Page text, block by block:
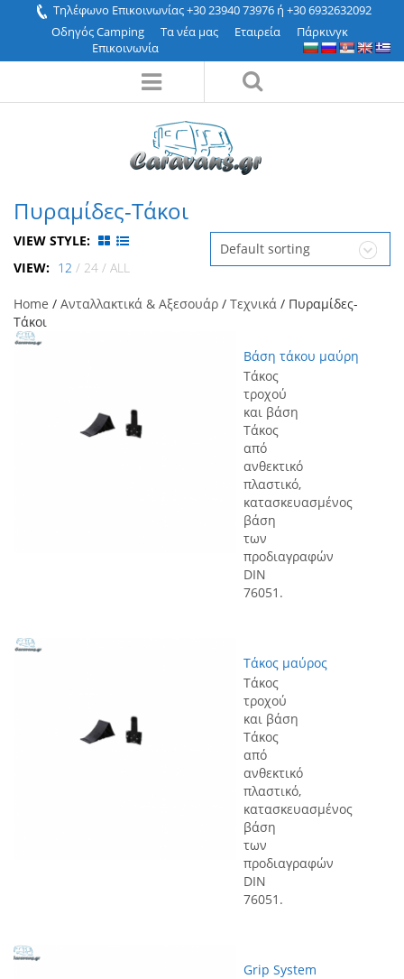
Τηλέφωνο Επικοινωνίας +30 23940 73976 ή +30 6932632092
Οδηγός Camping
Τα νέα μας Εταιρεία
Πάρκινγκ
Επικοινωνία
Πυραμίδες-Τάκοι
Default sorting
VIEW STYLE:
VIEW: 12 / 24 / ALL
Home / Ανταλλακτικά & Αξεσουάρ / Τεχνικά / Πυραμίδες-
Τάκοι
Βάση τάκου μαύρη
Τάκος
τροχού
και βάση
Τάκος
από
ανθεκτικό
πλαστικό,
κατασκευασμένος
βάση
των
προδιαγραφών
DIN
76051.
Τάκος μαύρος
Τάκος
τροχού
και βάση
Τάκος
από
ανθεκτικό
πλαστικό,
κατασκευασμένος
βάση
των
προδιαγραφών
DIN
76051.
Grip System